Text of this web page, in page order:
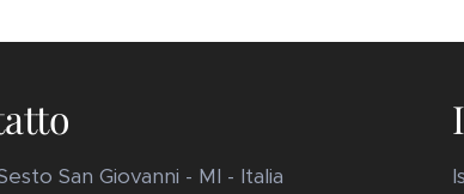
San Giovanni - MI - Italia